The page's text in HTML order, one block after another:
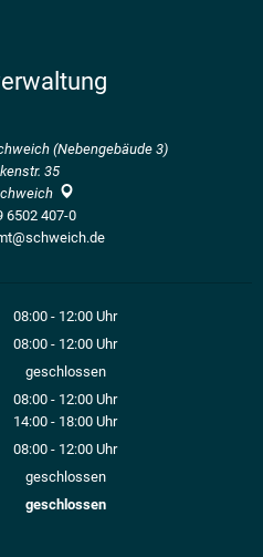
(Nebengebäude 3)
35
6502 407-0
08:00 - 12:00 Uhr
Von 08:00 bis 12:00 Uhr
08:00 - 12:00 Uhr
Von 08:00 bis 12:00 Uhr
geschlossen
08:00 - 12:00 Uhr
Von 08:00 bis 12:00 Uhr
14:00 - 18:00 Uhr
Von 14:00 bis 18:00 Uhr
08:00 - 12:00 Uhr
Von 08:00 bis 12:00 Uhr
geschlossen
geschlossen